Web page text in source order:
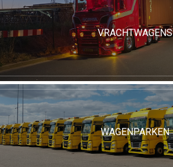
VRACHTWAGENS
WAGENPARKEN